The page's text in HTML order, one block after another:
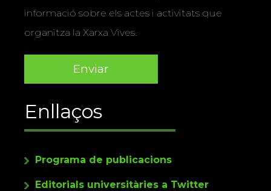
informació sobre els actes i activitats que
organitza la Xarxa Vives.
Enllaços
Programa de publicacions
Editorials universitàries a Twitter